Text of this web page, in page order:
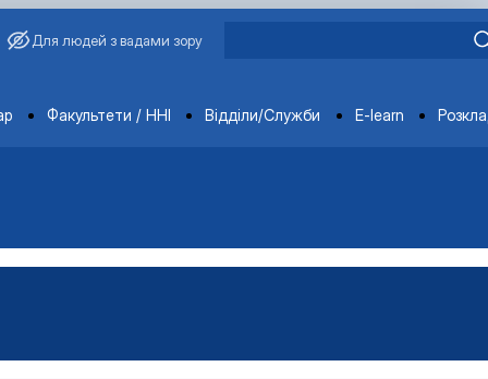
Для людей з вадами зору
Факультети / ННІ Відділи/Служби E-learn